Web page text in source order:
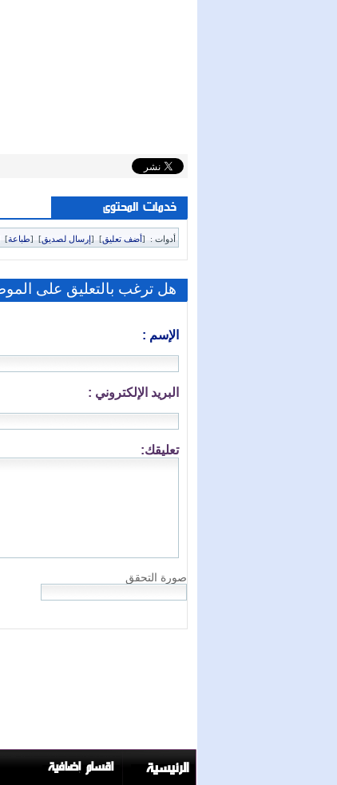
خدمات المحتوى
أدوات : [أضف تعليق]
[إرسال لصديق]
[طباعة]
الرئيسية اقسام إضافية